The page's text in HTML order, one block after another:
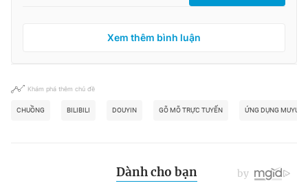
Xem thêm bình luận
Khám phá thêm chủ đề
CHUỒNG BILIBILI DOUYIN GÕ MÕ TRỰC TUYẾN ỨNG DỤNG MUYU